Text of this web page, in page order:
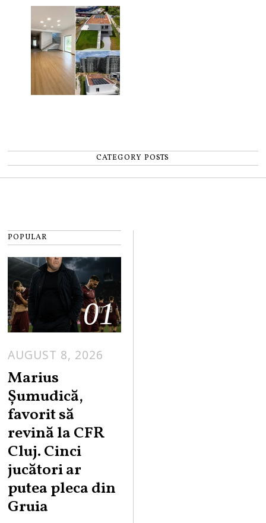
pentru copii
CATEGORY POSTS
POPULAR
01
AUGUST 8, 2026
Marius
Șumudică,
favorit să
revină la CFR
Cluj. Cinci
jucători ar
putea pleca din
Gruia